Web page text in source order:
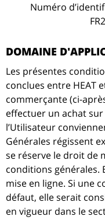
Numéro
DOMAINE
Les présentes
conclues entre HEAT
commerçante (ci-
effectuer un achat sur
l’Utilisateur
Générales régissent
se réserve le droit de
conditions générales.
mise en ligne. Si une
défaut, elle serait
en vigueur dans le